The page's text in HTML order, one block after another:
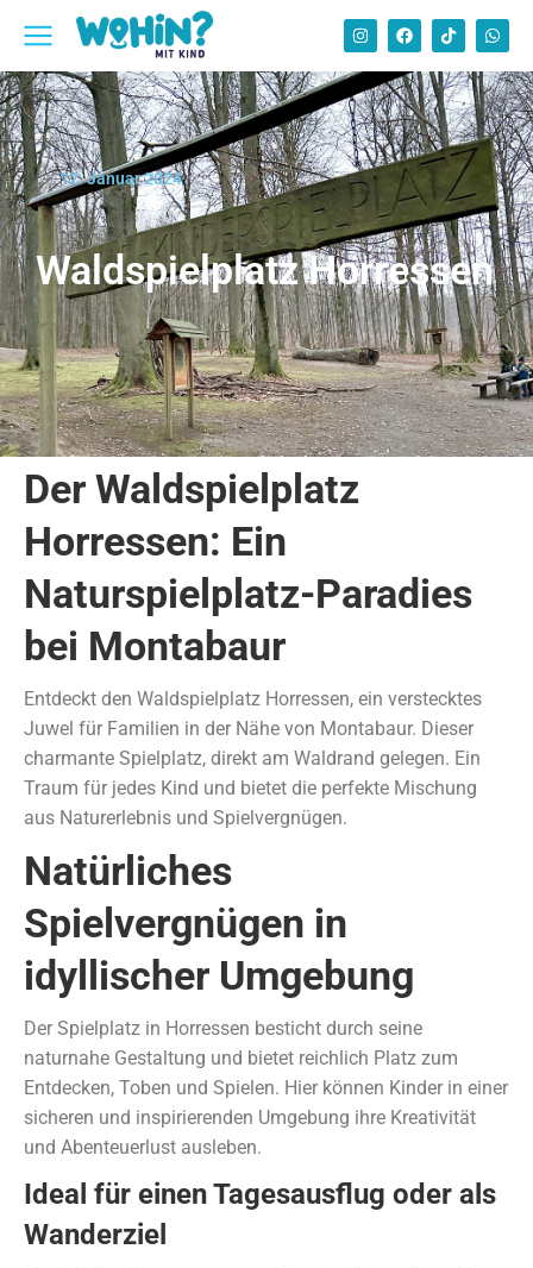
12. Januar 2024
Waldspielplatz Horressen
Der Waldspielplatz
Horressen: Ein
Naturspielplatz-Paradies
bei Montabaur
Entdeckt den Waldspielplatz Horressen, ein verstecktes
Juwel für Familien in der Nähe von Montabaur. Dieser
charmante Spielplatz, direkt am Waldrand gelegen. Ein
Traum für jedes Kind und bietet die perfekte Mischung
aus Naturerlebnis und Spielvergnügen.
Natürliches
Spielvergnügen in
idyllischer Umgebung
Der Spielplatz in Horressen besticht durch seine
naturnahe Gestaltung und bietet reichlich Platz zum
Entdecken, Toben und Spielen. Hier können Kinder in einer
sicheren und inspirierenden Umgebung ihre Kreativität
und Abenteuerlust ausleben.
Ideal für einen Tagesausflug oder als
Wanderziel